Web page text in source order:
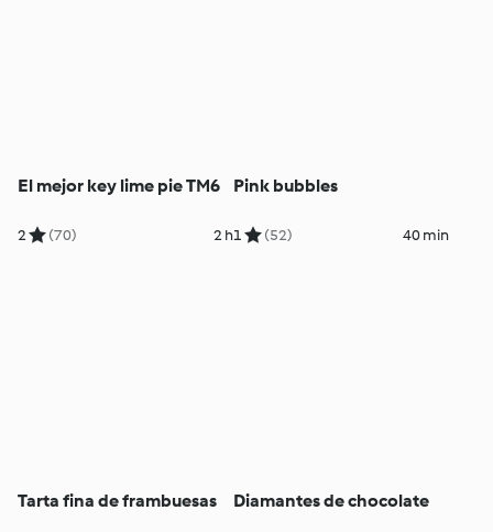
El mejor key lime pie TM6
2 (70) 2 h
Pink bubbles
1 (52) 40 min
Tarta fina de frambuesas Diamantes de chocolate